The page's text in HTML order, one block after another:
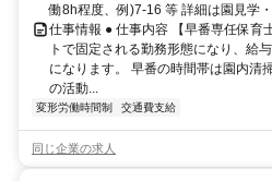
働8h程度、例)7-16 等 詳細は園見学
仕事情報 ● 仕事内容 【早番専任保
トで固定される勤務形態になり、給
になります。 早番の時間帯は園内清
の活動...
変形労働時間制 交通費支給
同じ企業の求人